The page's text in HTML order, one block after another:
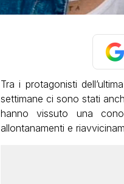
Tra i protagonisti
settimane ci sono stati
hanno vissuto una
allontanamenti e